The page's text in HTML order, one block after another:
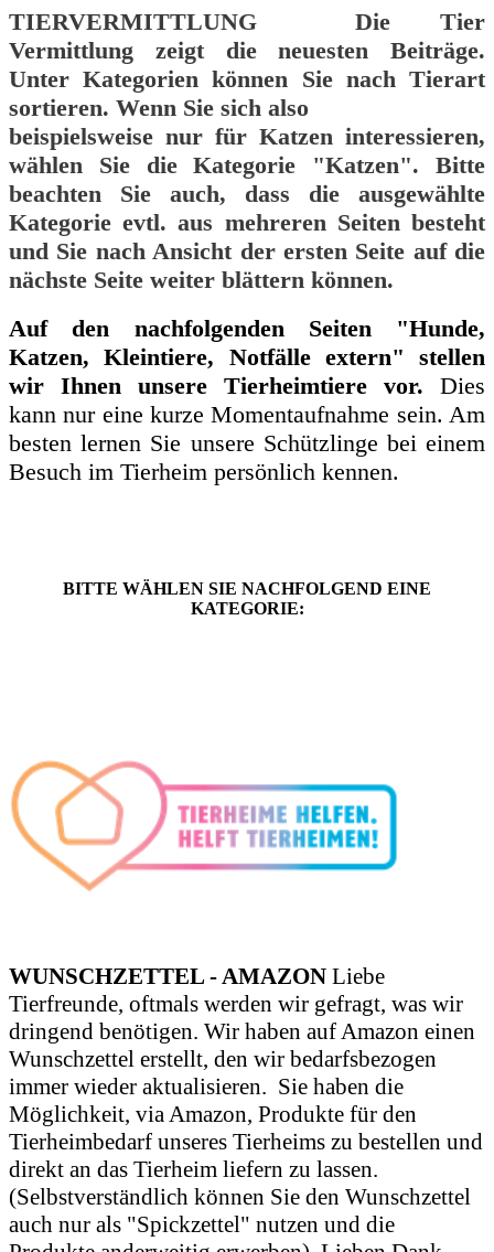
TIERVERMITTLUNGDie Tier
Vermittlung zeigt die neuesten Beiträge.
Unter Kategorien können Sie nach Tierart
sortieren. Wenn Sie sich also
beispielsweise nur für Katzen interessieren,
wählen Sie die Kategorie "Katzen". Bitte
beachten Sie auch, dass die ausgewählte
Kategorie evtl. aus mehreren Seiten besteht
und Sie nach Ansicht der ersten Seite auf die
nächste Seite weiter blättern können.
Auf den nachfolgenden Seiten "Hunde,
Katzen, Kleintiere, Notfälle extern" stellen
wir Ihnen unsere Tierheimtiere vor. Dies
kann nur eine kurze Momentaufnahme sein. Am
besten lernen Sie unsere Schützlinge bei einem
Besuch im Tierheim persönlich kennen.
BITTE WÄHLEN SIE NACHFOLGEND EINE
KATEGORIE:
WUNSCHZETTEL - AMAZON Liebe
Tierfreunde, oftmals werden wir gefragt, was wir
dringend benötigen. Wir haben auf Amazon einen
Wunschzettel erstellt, den wir bedarfsbezogen
immer wieder aktualisieren. Sie haben die
Möglichkeit, via Amazon, Produkte für den
Tierheimbedarf unseres Tierheims zu bestellen und
direkt an das Tierheim liefern zu lassen.
(Selbstverständlich können Sie den Wunschzettel
auch nur als "Spickzettel" nutzen und die